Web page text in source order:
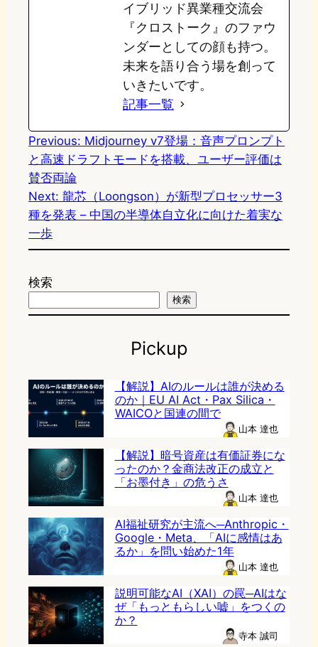
イブリッド異業種交流会
『クロストーク』のファウ
ンダーとしての顔も持つ。
未来を語り合う場を創って
いきたいです。
記事一覧
Previous: Midjourney v7登場：音声プロンプト
と高速ドラフトモードを搭載、ユーザー評価は
賛否両論
Next: 龍芯（Loongson）が新型プロセッサー3
種を発表 – 中国の半導体自立化に向けた着実な
一歩
検索
検索
Pickup
【解説】AIのルールは誰が決める
のか｜EU AI Act・Pax Silica・
WAICOと国連の間で
山本 達也
【解説】暗号資産は有価証券にな
ったのか？金商法改正の成立と
「お墨付き」の危うさ
山本 達也
AI福祉研究が主流へ─Anthropic・
Google・Meta、「AIに感情はあ
るか」を問い始めた1年
山本 達也
説明可能なAI（XAI）の罠─AIはな
ぜ「もっともらしい嘘」をつくの
か？
寺本 誠司